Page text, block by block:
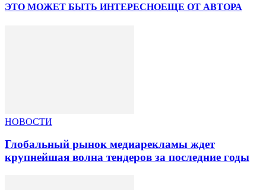
ЭТО МОЖЕТ БЫТЬ ИНТЕРЕСНОЕЩЕ ОТ АВТОРА
НОВОСТИ
Глобальный рынок медиарекламы ждет
крупнейшая волна тендеров за последние годы